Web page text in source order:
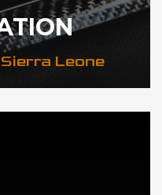
Leone